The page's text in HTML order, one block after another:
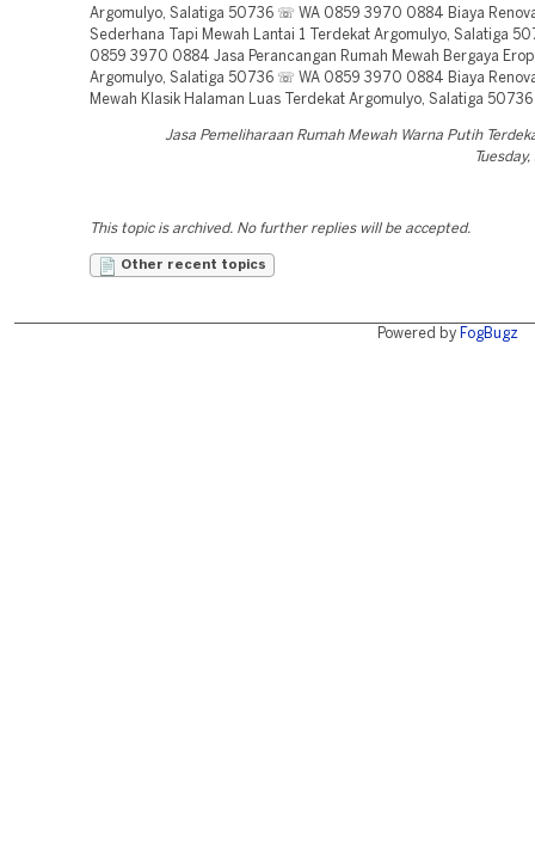
Argomulyo, Salatiga 50736 ☏ WA 0859 3970 0884 Biaya
Sederhana Tapi Mewah Lantai 1 Terdekat Argomulyo, Salatiga
0859 3970 0884 Jasa Perancangan Rumah Mewah Bergaya
Argomulyo, Salatiga 50736 ☏ WA 0859 3970 0884 Biaya
Mewah Klasik Halaman Luas Terdekat Argomulyo, Salatiga 50736
Jasa Pemeliharaan Rumah Mewah Warna Putih
This topic is archived. No further replies will be accepted.
Other recent topics
Powered by FogBugz